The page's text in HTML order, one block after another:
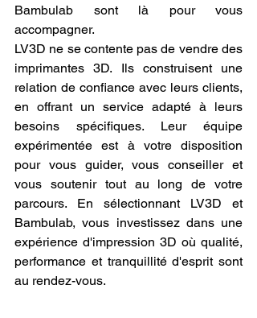
Bambulab sont là pour vous
accompagner.
LV3D ne se contente pas de vendre des
imprimantes 3D. Ils construisent une
relation de confiance avec leurs clients,
en offrant un service adapté à leurs
besoins spécifiques. Leur équipe
expérimentée est à votre disposition
pour vous guider, vous conseiller et
vous soutenir tout au long de votre
parcours. En sélectionnant LV3D et
Bambulab, vous investissez dans une
expérience d'impression 3D où qualité,
performance et tranquillité d'esprit sont
au rendez-vous.